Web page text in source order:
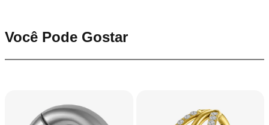
Você Pode Gostar